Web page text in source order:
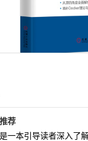
荐
一本引导读者深入了